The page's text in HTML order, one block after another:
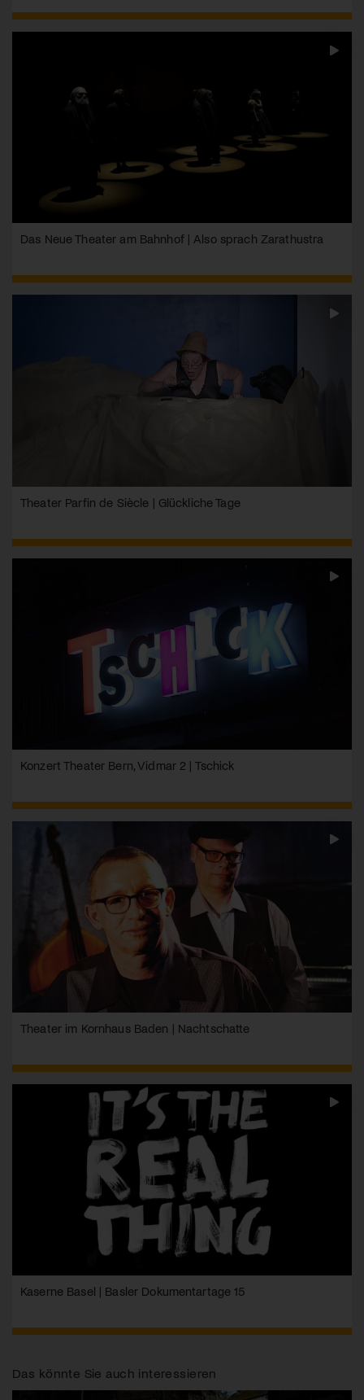
Das Neue Theater am Bahnhof | Also sprach Zarathustra
Theater Parfin de Siècle | Glückliche Tage
Konzert Theater Bern, Vidmar 2 | Tschick
Theater im Kornhaus Baden | Nachtschatte
Kaserne Basel | Basler Dokumentartage 15
Das könnte Sie auch interessieren